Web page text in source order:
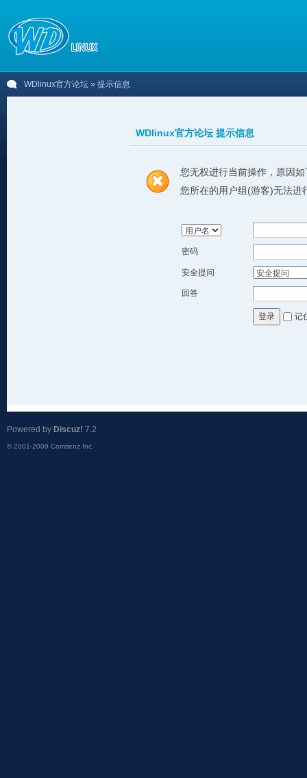
WDlinux官方论坛 » 提示信息
WDlinux官方论坛 提示信息
您无权进行当前操作，原因如
您所在的用户组(游客)无法进
密码
安全提问
回答
登录 记
Powered by Discuz! 7.2
© 2001-2009 Comsenz Inc.